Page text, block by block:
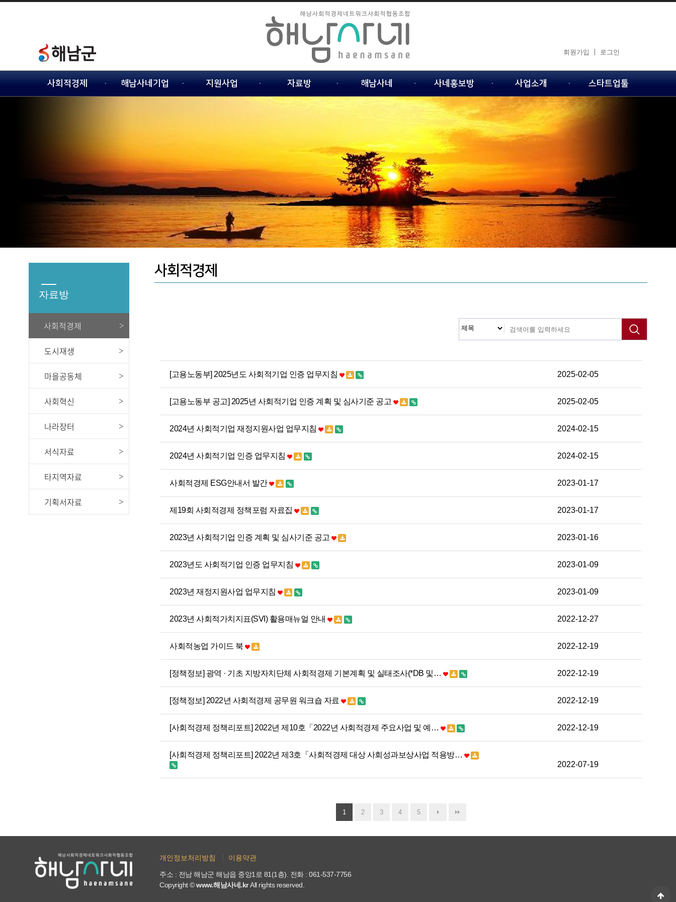
회원가입 로그인
사회적경제 해남사네기업 지원사업 자료방 해남사네 사네홍보방 사업소개 스타트업툴
자료방
사회적경제
도시재생
마을공동체
사회혁신
나라장터
서식자료
타지역자료
기획서자료
사회적경제
[고용노동부] 2025년도 사회적기업 인증 업무지침 2025-02-05
[고용노동부 공고] 2025년 사회적기업 인증 계획 및 심사기준 공고 2025-02-05
2024년 사회적기업 재정지원사업 업무지침 2024-02-15
2024년 사회적기업 인증 업무지침 2024-02-15
사회적경제 ESG안내서 발간 2023-01-17
제19회 사회적경제 정책포럼 자료집 2023-01-17
2023년 사회적기업 인증 계획 및 심사기준 공고 2023-01-16
2023년도 사회적기업 인증 업무지침 2023-01-09
2023년 재정지원사업 업무지침 2023-01-09
2023년 사회적가치지표(SVI) 활용매뉴얼 안내 2022-12-27
사회적농업 가이드 북 2022-12-19
[정책정보] 광역 · 기초 지방자치단체 사회적경제 기본계획 및 실태조사(*DB 및… 2022-12-19
[정책정보] 2022년 사회적경제 공무원 워크숍 자료 2022-12-19
[사회적경제 정책리포트] 2022년 제10호「2022년 사회적경제 주요사업 및 예… 2022-12-19
[사회적경제 정책리포트] 2022년 제3호「사회적경제 대상 사회성과보상사업 적용방…
2022-07-19
1 2 3 4 5
개인정보처리방침 이용약관
주소 : 전남 해남군 해남읍 중앙1로 81(1층). 전화 : 061-537-7756
Copyright ©www.해남사네.krAll rights reserved.